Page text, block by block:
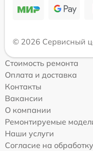
© 2026 Сервисный
Стоимость ремонта
Оплата и доставка
Контакты
Вакансии
О компании
Ремонтируемые
Наши услуги
Согласие на